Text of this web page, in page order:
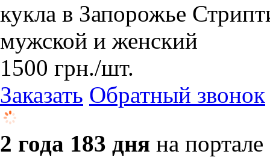
кукла в Запорожье
мужской и женский
1500 грн./шт.
Заказать Обратный звонок
2 года 183 дня на портале